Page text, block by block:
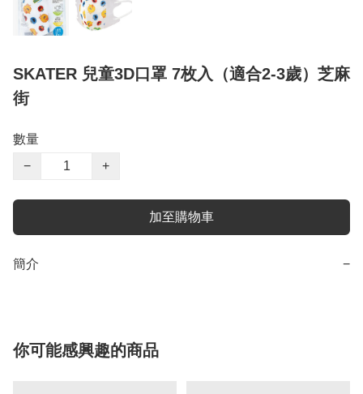
SKATER 兒童3D口罩 7枚入（適合2-3歲）芝麻
街
數量
−
+
加至購物車
簡介 −
你可能感興趣的商品